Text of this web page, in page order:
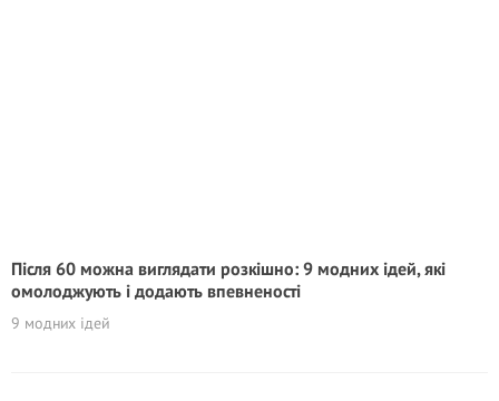
Після 60 можна виглядати розкішно: 9 модних ідей, які
омолоджують і додають впевненості
9 модних ідей